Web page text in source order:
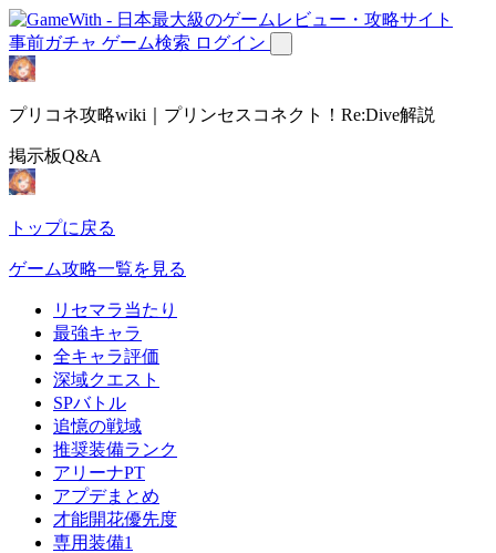
事前ガチャ ゲーム検索 ログイン
プリコネ攻略wiki｜プリンセスコネクト！Re:Dive解説
掲示板Q&A
トップに戻る
ゲーム攻略一覧を見る
リセマラ当たり
最強キャラ
全キャラ評価
深域クエスト
SPバトル
追憶の戦域
推奨装備ランク
アリーナPT
アプデまとめ
才能開花優先度
専用装備1